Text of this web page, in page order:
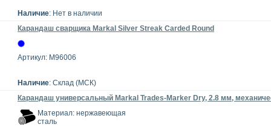
Наличие: Нет в наличии
Карандаш сварщика Markal Silver Streak Carded Round
Артикул: M96006
Наличие: Склад (МСК)
Карандаш универсальный Markal Trades-Marker Dry, 2.8 мм,
Материал: нержавеющая
сталь